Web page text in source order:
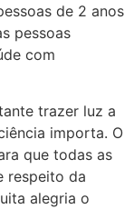
de 2 anos
pessoas
com
trazer luz a
importa. O
que todas as
respeito da
alegria o